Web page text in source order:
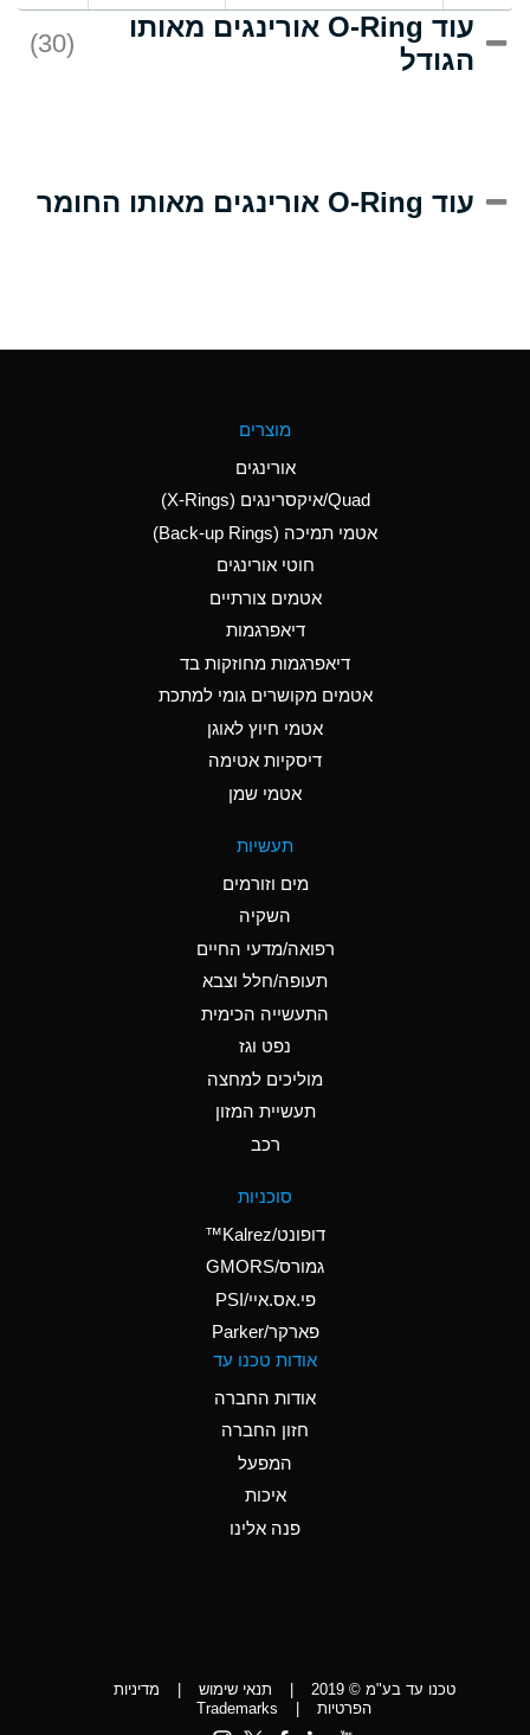
Acrlylonitrile
D
Adipic Acid
(Aqueous)
Aluminum Nitrate
(Aqueous)
Aluminum Phosphate
Ammonia Anhydrous
C
Ammonia Gas (cold)
A
Ammonia Gas (hot)
Ammonium Hydroxide
A
Ammonium Nitrate
Ammonium Nitrite
Ammonium Persulfate
Ammonium Phosphate
A
Ammonium Sulfate
*
Amyl Acetate (Banana
Aniline
D
עוד O-Ring אורינגים מאותו
הגודל
(30)
עוד O-Ring אורינגים מאותו החומר
מוצרים
אורינגים
Quad/איקסרינגים (X-Rings)
אטמי תמיכה (Back-up Rings)
חוטי אורינגים
אטמים צורתיים
דיאפרגמות
דיאפרגמות מחוזקות בד
אטמים מקושרים גומי למתכת
אטמי חיוץ לאוגן
דיסקיות אטימה
אטמי שמן
תעשיות
מים וזורמים
השקיה
רפואה/מדעי החיים
תעופה/חלל וצבא
התעשייה הכימית
נפט וגז
מוליכים למחצה
תעשיית המזון
רכב
סוכניות
דופונט/Kalrez™
גמורס/GMORS
פי.אס.איי/PSI
פארקר/Parker
אודות טכנו עד
אודות החברה
חזון החברה
המפעל
איכות
פנה אלינו
טכנו עד בע"מ © 2019 | תנאי שימוש |
מדיניות
הפרטיות
|
Trademarks